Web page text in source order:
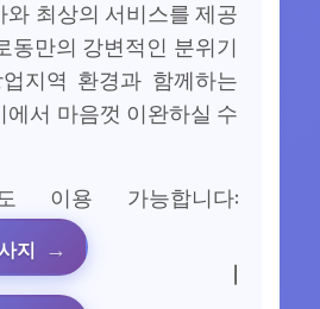
와 최상의 서비스를 제공
동만의 강변적인 분위기
지역 환경과 함께하는
에서 마음껏 이완하실 수
이용 가능합니다:
지
|